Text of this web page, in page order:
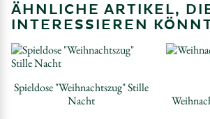
ÄHNLICHE ARTIKEL,
INTERESSIEREN
Spieldose "Weihnachtszug" Stille
Nacht